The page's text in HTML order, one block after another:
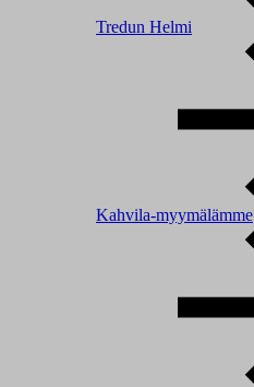
Tredun Helmi
Kahvila-myymälämme